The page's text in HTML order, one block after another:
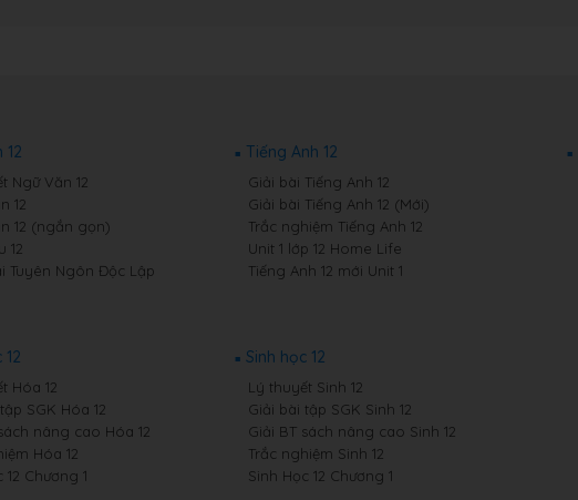
12
Ngữ Văn 12
12
12 (ngắn gọn)
12
Tuyên Ngôn Độc Lập
Tiếng Anh 12
Giải bài Tiếng Anh 12
Giải bài Tiếng Anh 12 (Mới)
Trắc nghiệm Tiếng Anh 12
Unit 1 lớp 12 Home Life
Tiếng Anh 12 mới Unit 1
Hóa 12
SGK Hóa 12
nâng cao Hóa 12
Hóa 12
12 Chương 1
Sinh học 12
Lý thuyết Sinh 12
Giải bài tập SGK Sinh 12
Giải BT sách nâng cao Sinh 12
Trắc nghiệm Sinh 12
Sinh Học 12 Chương 1